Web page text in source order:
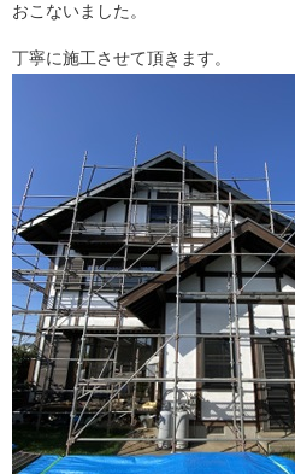
おこないました。
丁寧に施工させて頂きます。